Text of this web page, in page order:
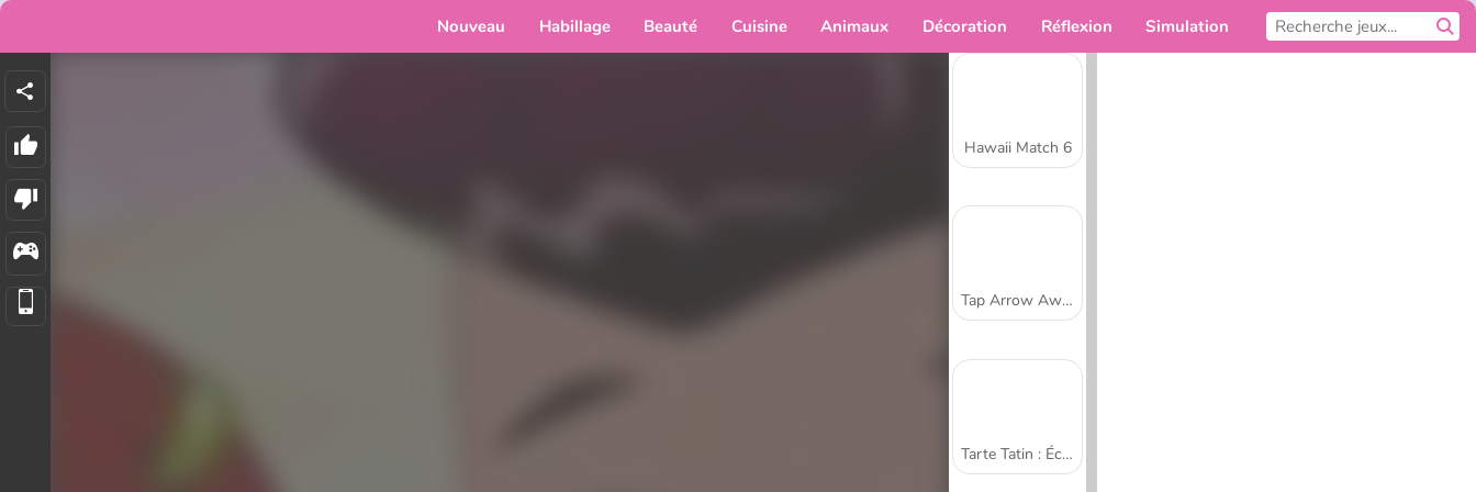
Nouveau Habillage Beauté Cuisine Animaux Décoration Réflexion Simulation
Hawaii Match 6
Tap Arrow Away
Tarte Tatin : École de cuisine de Sara